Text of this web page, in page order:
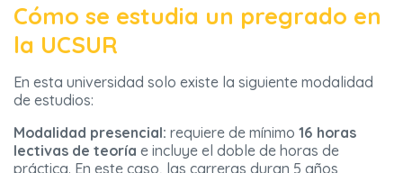
Cómo se estudia un pregrado en
la UCSUR
En esta universidad solo existe la siguiente modalidad
de estudios:
Modalidad presencial: requiere de mínimo 16 horas
lectivas de teoría e incluye el doble de horas de
práctica. En este caso, las carreras duran 5 años